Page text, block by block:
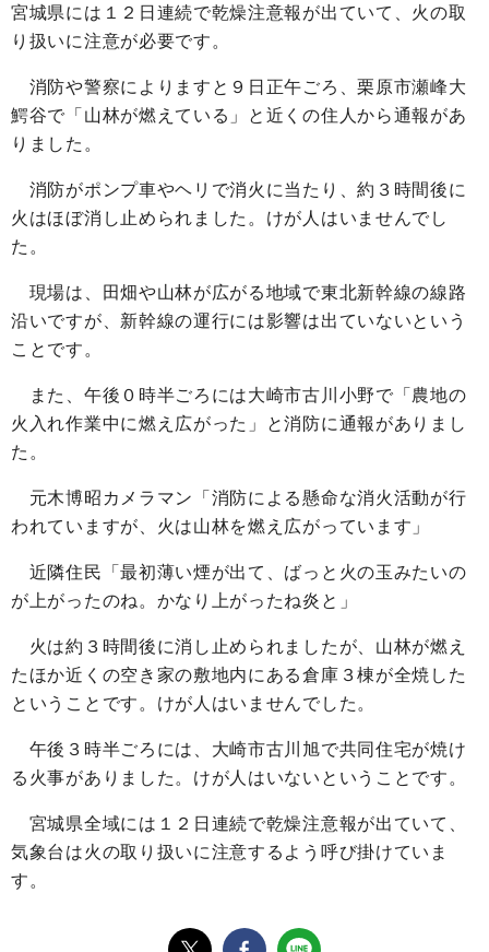
宮城県には１２日連続で乾燥注意報が出ていて、火の取
り扱いに注意が必要です。
消防や警察によりますと９日正午ごろ、栗原市瀬峰大
鰐谷で「山林が燃えている」と近くの住人から通報があ
りました。
消防がポンプ車やヘリで消火に当たり、約３時間後に
火はほぼ消し止められました。けが人はいませんでし
た。
現場は、田畑や山林が広がる地域で東北新幹線の線路
沿いですが、新幹線の運行には影響は出ていないという
ことです。
また、午後０時半ごろには大崎市古川小野で「農地の
火入れ作業中に燃え広がった」と消防に通報がありまし
た。
元木博昭カメラマン「消防による懸命な消火活動が行
われていますが、火は山林を燃え広がっています」
近隣住民「最初薄い煙が出て、ばっと火の玉みたいの
が上がったのね。かなり上がったね炎と」
火は約３時間後に消し止められましたが、山林が燃え
たほか近くの空き家の敷地内にある倉庫３棟が全焼した
ということです。けが人はいませんでした。
午後３時半ごろには、大崎市古川旭で共同住宅が焼け
る火事がありました。けが人はいないということです。
宮城県全域には１２日連続で乾燥注意報が出ていて、
気象台は火の取り扱いに注意するよう呼び掛けていま
す。